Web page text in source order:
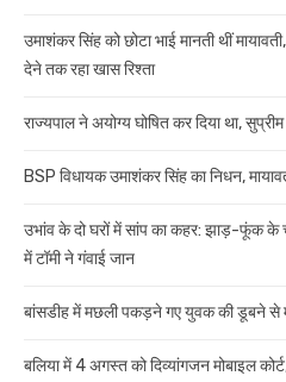
उमाशंकर सिंह को छोटा भाई मानती थीं
देने तक रहा खास रिश्ता
राज्यपाल ने अयोग्य घोषित कर दिया था,
BSP विधायक उमाशंकर सिंह का निधन,
उभांव के दो घरों में सांप का कहर: झाड़-फूंक के
में टॉमी ने गंवाई जान
बांसडीह में मछली पकड़ने गए युवक की डूबने से
बलिया में 4 अगस्त को दिव्यांगजन मोबाइल